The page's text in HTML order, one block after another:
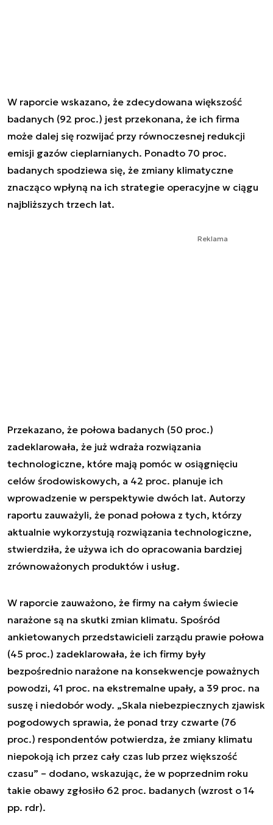
W raporcie wskazano, że zdecydowana większość
badanych (92 proc.) jest przekonana, że ich firma
może dalej się rozwijać przy równoczesnej redukcji
emisji gazów cieplarnianych. Ponadto 70 proc.
badanych spodziewa się, że zmiany klimatyczne
znacząco wpłyną na ich strategie operacyjne w ciągu
najbliższych trzech lat.
Reklama
Przekazano, że połowa badanych (50 proc.)
zadeklarowała, że już wdraża rozwiązania
technologiczne, które mają pomóc w osiągnięciu
celów środowiskowych, a 42 proc. planuje ich
wprowadzenie w perspektywie dwóch lat. Autorzy
raportu zauważyli, że ponad połowa z tych, którzy
aktualnie wykorzystują rozwiązania technologiczne,
stwierdziła, że używa ich do opracowania bardziej
zrównoważonych produktów i usług.
W raporcie zauważono, że firmy na całym świecie
narażone są na skutki zmian klimatu. Spośród
ankietowanych przedstawicieli zarządu prawie połowa
(45 proc.) zadeklarowała, że ich firmy były
bezpośrednio narażone na konsekwencje poważnych
powodzi, 41 proc. na ekstremalne upały, a 39 proc. na
suszę i niedobór wody. „Skala niebezpiecznych zjawisk
pogodowych sprawia, że ponad trzy czwarte (76
proc.) respondentów potwierdza, że zmiany klimatu
niepokoją ich przez cały czas lub przez większość
czasu” – dodano, wskazując, że w poprzednim roku
takie obawy zgłosiło 62 proc. badanych (wzrost o 14
pp. rdr).